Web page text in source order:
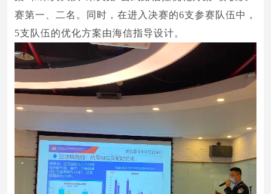
赛第一、二名。同时，在进入决赛的6支参赛队伍中，
5支队伍的优化方案由海信指导设计。